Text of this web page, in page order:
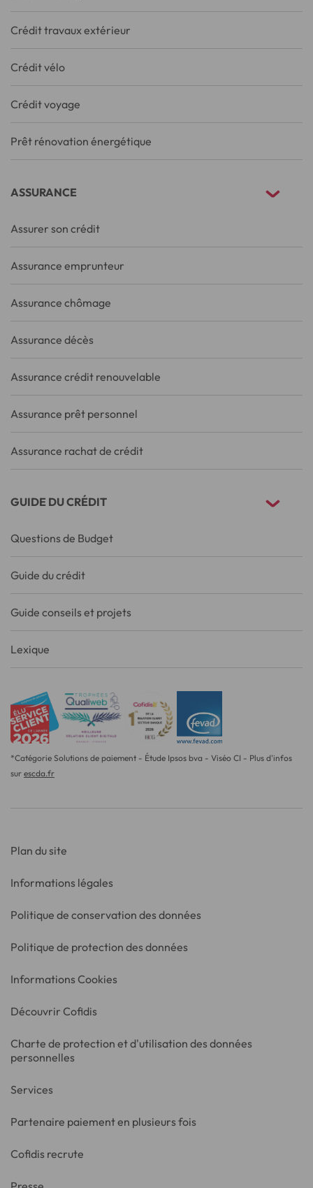
Crédit travaux extérieur
Crédit vélo
Crédit voyage
Prêt rénovation énergétique
ASSURANCE
Assurer son crédit
Assurance emprunteur
Assurance chômage
Assurance décès
Assurance crédit renouvelable
Assurance prêt personnel
Assurance rachat de crédit
GUIDE DU CRÉDIT
Questions de Budget
Guide du crédit
Guide conseils et projets
Lexique
*Catégorie Solutions de paiement - Étude Ipsos bva - Viséo CI - Plus d'infos
sur escda.fr
Plan du site
Informations légales
Politique de conservation des données
Politique de protection des données
Informations Cookies
Découvrir Cofidis
Charte de protection et d'utilisation des données
personnelles
Services
Partenaire paiement en plusieurs fois
Cofidis recrute